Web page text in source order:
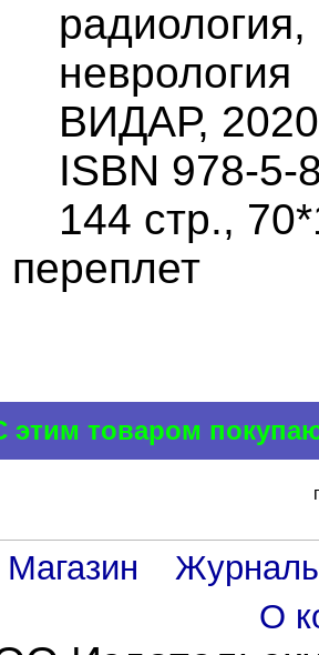
неврология
ВИДАР, 2020
ISBN 978-5-
144 стр.,
этим товаром
Магазин
О